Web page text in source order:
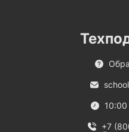
+7